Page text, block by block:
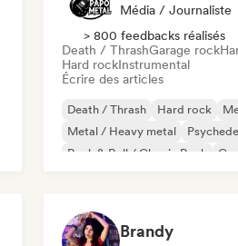
Média / Journaliste
> 800 feedbacks réalisés
Death / ThrashGarage rock
Hard rockInstrumental
Écrire des articles
Death / Thrash Hard rock
Metal / Heavy metal
Rock & Roll / Classic Rock
Brandy